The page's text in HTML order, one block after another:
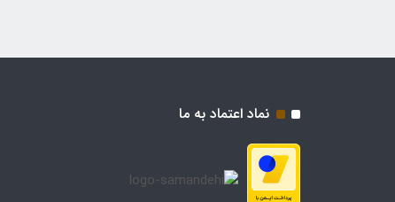
نماد اعتماد به ما